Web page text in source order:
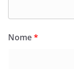
Nome*